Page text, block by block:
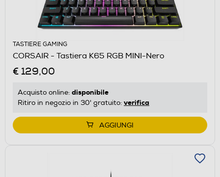
TASTIERE GAMING
CORSAIR - Tastiera K65 RGB MINI-Nero
€ 129,00
Acquisto online: disponibile
Ritiro in negozio in 30' gratuito: verifica
AGGIUNGI